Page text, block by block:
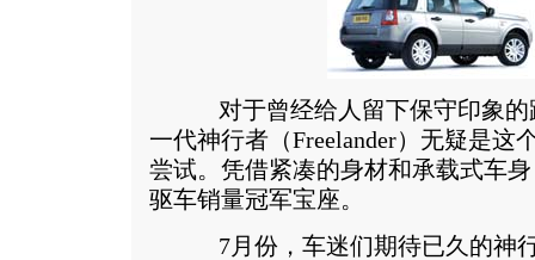
对于曾经给人留下保守印象的
一代神行者（Freelander）无疑是这
尝试。凭借紧凑的身材和承载式车
驱车销量冠军宝座。
7月份，车迷们期待已久的神